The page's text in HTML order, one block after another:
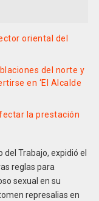
oriental del
del norte y
en ‘El Alcalde
la prestación
del Trabajo, expidió el
reglas para
sexual en su
represalias en